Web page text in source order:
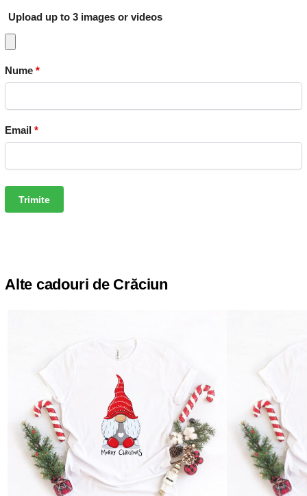
Upload up to 3 images or videos
Nume *
Email *
Alte cadouri de Crăciun